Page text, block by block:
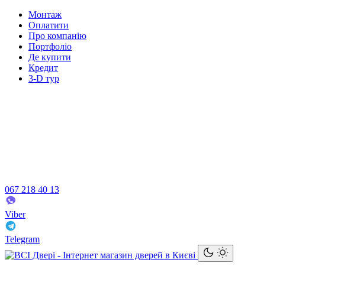
Монтаж
Оплатити
Про компанію
Портфоліо
Де купити
Кредит
3-D тур
067 218 40 13
Viber
Telegram